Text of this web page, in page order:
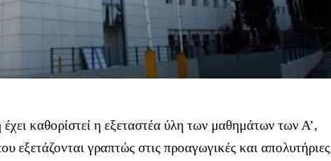
καθορίστεί η εξεταστέα ύλη των μαθημάτων των Α’,
εξετάζονται γραπτώς στις προαγωγικές και απολυτήριες